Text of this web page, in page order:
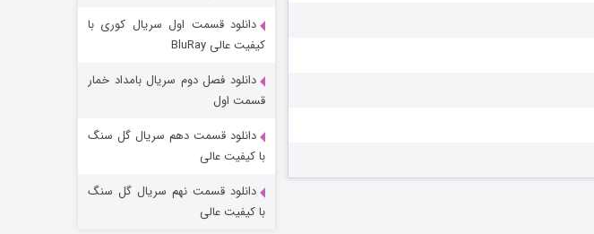
شکست استوارت در نجات جهان
قسمت ۷ (زیرنویس) منتشر شد
دانلود قسمت اول سریال کوری با
کیفیت عالی BluRay
دانلود فصل دوم سریال بامداد خمار
قسمت اول
دانلود قسمت دهم سریال گل سنگ
با کیفیت عالی
دانلود قسمت نهم سریال گل سنگ
با کیفیت عالی